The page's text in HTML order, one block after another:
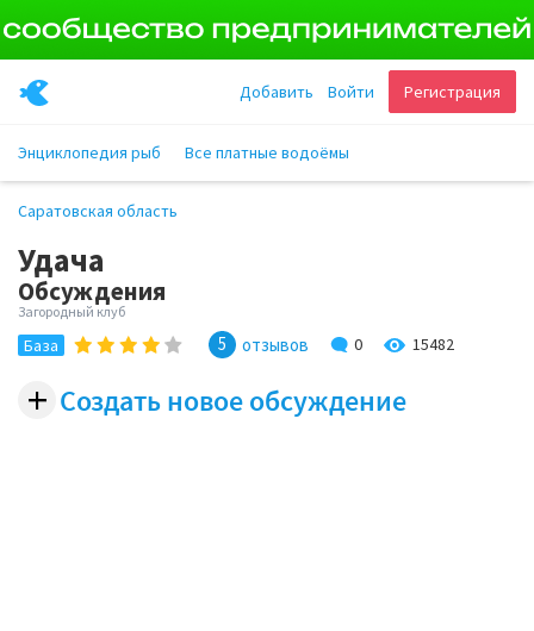
Регистрация
Войти
Добавить
Энциклопедия рыб Все платные водоёмы
Саратовская область
Удача
Обсуждения
Загородный клуб
База 5 отзывов 0 15482
+ Создать новое обсуждение